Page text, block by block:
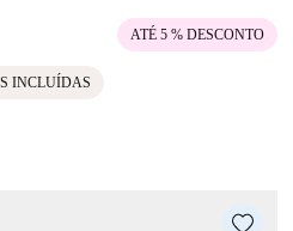
ATÉ 5 % DESCONTO
INCLUÍDAS